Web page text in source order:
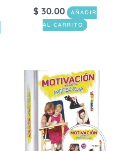
$ 30.00
AÑADIR
AL CARRITO